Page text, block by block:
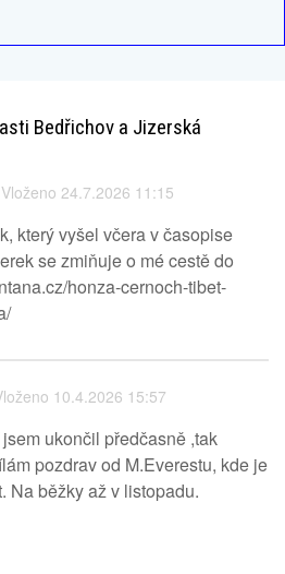
Bedřichov a Jizerská
Vloženo 24.7.2026 11:15
který vyšel včera v časopise
se zmiňuje o mé cestě do
honza-cernoch-tibet-
10.4.2026 15:57
ukončil předčasně ,tak
pozdrav od M.Everestu, kde je
Na běžky až v listopadu.